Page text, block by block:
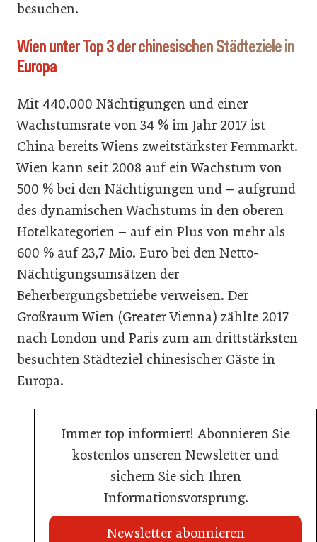
besuchen.
Wien unter Top 3 der chinesischen Städteziele in
Europa
Mit 440.000 Nächtigungen und einer
Wachstumsrate von 34 % im Jahr 2017 ist
China bereits Wiens zweitstärkster Fernmarkt.
Wien kann seit 2008 auf ein Wachstum von
500 % bei den Nächtigungen und – aufgrund
des dynamischen Wachstums in den oberen
Hotelkategorien – auf ein Plus von mehr als
600 % auf 23,7 Mio. Euro bei den Netto-
Nächtigungsumsätzen der
Beherbergungsbetriebe verweisen. Der
Großraum Wien (Greater Vienna) zählte 2017
nach London und Paris zum am drittstärksten
besuchten Städteziel chinesischer Gäste in
Europa.
Immer top informiert! Abonnieren Sie
kostenlos unseren Newsletter und
sichern Sie sich Ihren
Informationsvorsprung.
Newsletter abonnieren